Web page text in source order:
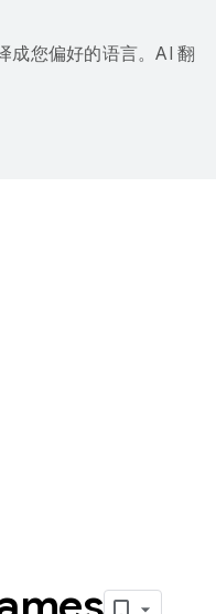
成您偏好的语言。AI 翻